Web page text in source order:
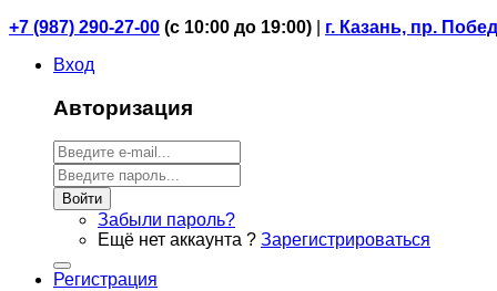
+7 (987) 290-27-00 (с 10:00 до 19:00)
г. Казань, пр.
Вход
Авторизация
Войти
Забыли пароль?
Ещё нет аккаунта ? Зарегистрироваться
Регистрация